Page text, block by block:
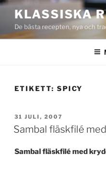
Hoppa
innehåll
KLASSISKA
De bästa recepten, nya och
ETIKETT: SPICY
PUBLICERAT
31 JULI, 2007
Sambal fläskfilé
Sambal fläskfilé med